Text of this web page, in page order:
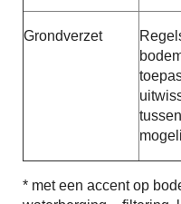
Grondverzet
* met een accent op